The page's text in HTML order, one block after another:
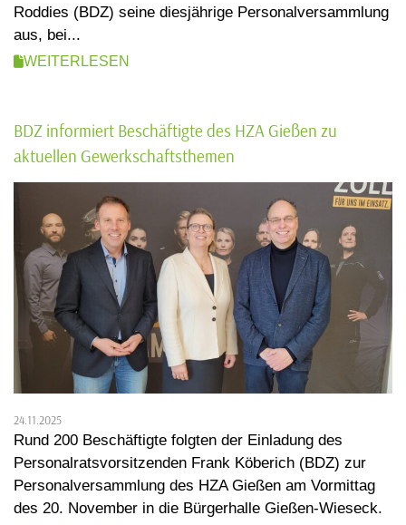
Roddies (BDZ) seine diesjährige Personalversammlung
aus, bei...
WEITERLESEN
BDZ informiert Beschäftigte des HZA Gießen zu
aktuellen Gewerkschaftsthemen
24.11.2025
Rund 200 Beschäftigte folgten der Einladung des
Personalratsvorsitzenden Frank Köberich (BDZ) zur
Personalversammlung des HZA Gießen am Vormittag
des 20. November in die Bürgerhalle Gießen-Wieseck.